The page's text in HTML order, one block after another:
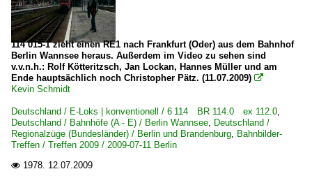
114 015-1 zieht einen RE1 nach Frankfurt (Oder) aus dem Bahnhof
Berlin Wannsee heraus. Außerdem im Video zu sehen sind
v.v.n.h.: Rolf Kötteritzsch, Jan Lockan, Hannes Müller und am
Ende hauptsächlich noch Christopher Pätz. (11.07.2009) 
Kevin Schmidt
Deutschland / E-Loks | konventionell / 6 114 BR 114.0 ex 112.0,
Deutschland / Bahnhöfe (A - E) / Berlin Wannsee, Deutschland /
Regionalzüge (Bundesländer) / Berlin und Brandenburg, Bahnbilder-
Treffen / Treffen 2009 / 2009-07-11 Berlin
 1978. 12.07.2009